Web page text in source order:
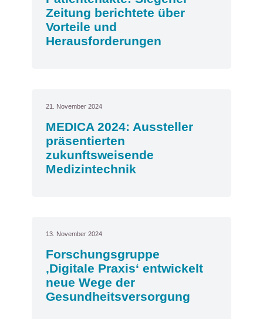
Zeitung berichtete über
Vorteile und
Herausforderungen
21. November 2024
MEDICA 2024: Aussteller
präsentierten
zukunftsweisende
Medizintechnik
13. November 2024
Forschungsgruppe
‚Digitale Praxis‘ entwickelt
neue Wege der
Gesundheitsversorgung